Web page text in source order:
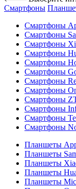
Смартфоны
Смартфоны
Смартфоны
Смартфоны
Смартфоны
Смартфоны
Смартфоны
Смартфоны
Смартфоны
Смартфоны
Смартфоны
Смартфоны
Смартфоны
Планшеты
Планшеты
Планшеты
Планшеты
Планшеты